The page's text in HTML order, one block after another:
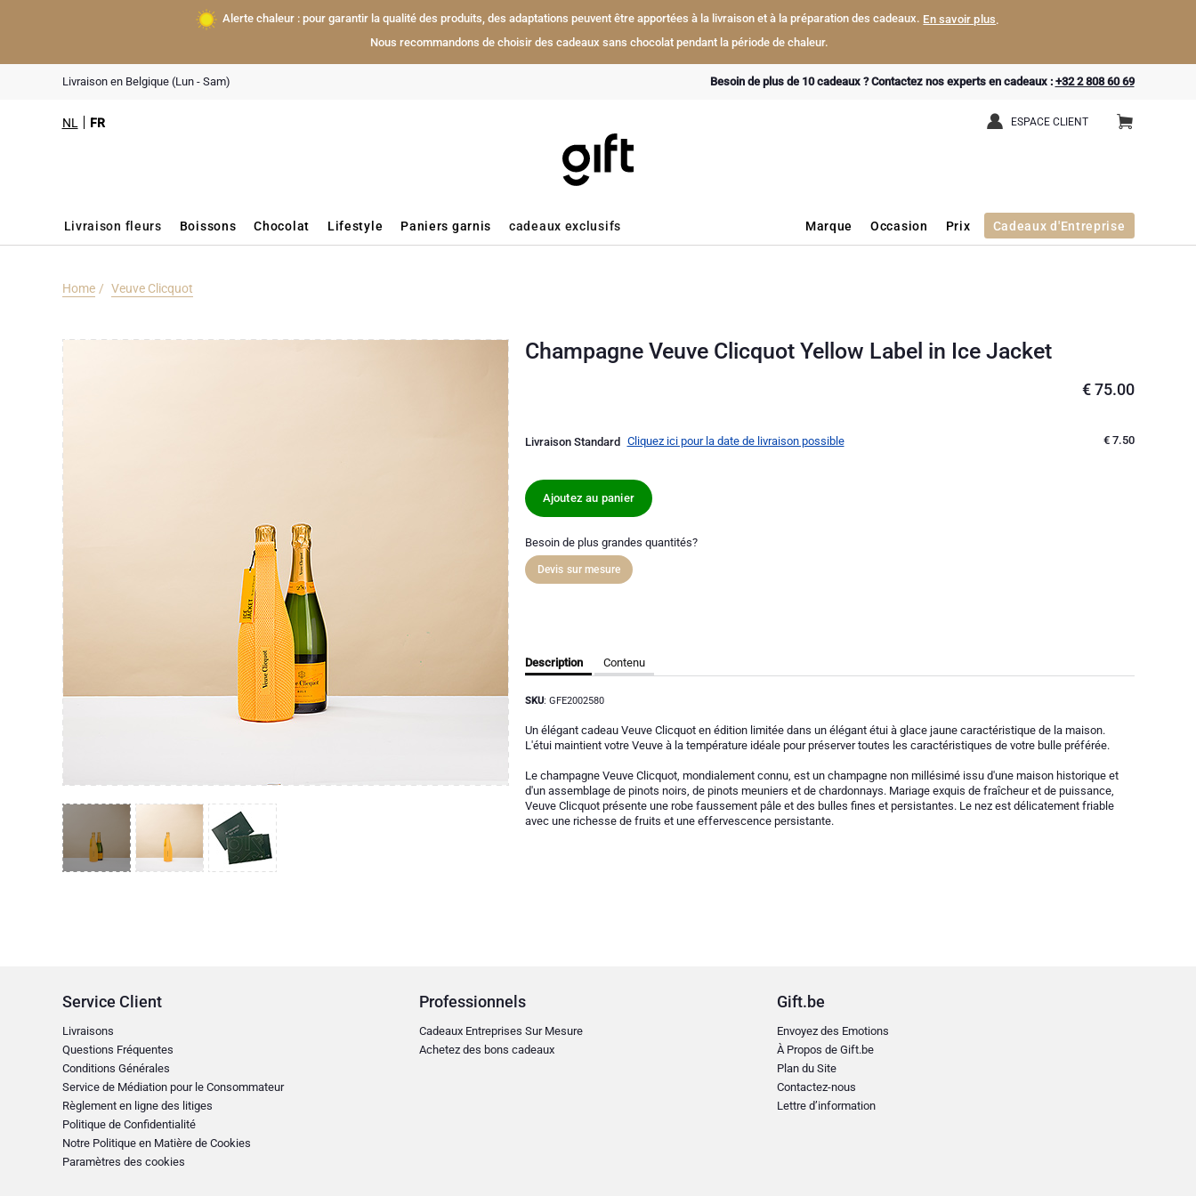
Alerte chaleur : pour garantir la qualité des produits, des adaptations peuvent être apportées à la livraison et à la préparation des cadeaux. En savoir plus.
Nous recommandons de choisir des cadeaux sans chocolat pendant la période de chaleur.
ESPACE CLIENT
Livraison en Belgique (Lun - Sam) Besoin de plus de 10 cadeaux ? Contactez nos experts en cadeaux : +32 2 808 60 69
NL FR
Livraison fleurs Boissons Chocolat Lifestyle Paniers garnis cadeaux exclusifs Marque Occasion Prix Cadeaux d'Entreprise
Home Veuve Clicquot
Champagne Veuve Clicquot Yellow Label in Ice Jacket
€ 75.00
Livraison Standard Cliquez ici pour la date de livraison possible € 7.50
Ajoutez au panier
Besoin de plus grandes quantités?
Devis sur mesure
Description
SKU: GFE2002580
Un élégant cadeau Veuve Clicquot en édition limitée dans un élégant étui à glace jaune caractéristique de la maison.
L'étui maintient votre Veuve à la température idéale pour préserver toutes les caractéristiques de votre bulle préférée.
Le champagne Veuve Clicquot, mondialement connu, est un champagne non millésimé issu d'une maison historique et
d'un assemblage de pinots noirs, de pinots meuniers et de chardonnays. Mariage exquis de fraîcheur et de puissance,
Veuve Clicquot présente une robe faussement pâle et des bulles fines et persistantes. Le nez est délicatement friable
avec une richesse de fruits et une effervescence persistante.
Contenu
Service Client
Livraisons
Questions Fréquentes
Conditions Générales
Service de Médiation pour le Consommateur
Règlement en ligne des litiges
Politique de Confidentialité
Notre Politique en Matière de Cookies
Paramètres des cookies
Professionnels
Cadeaux Entreprises Sur Mesure
Achetez des bons cadeaux
Gift.be
Envoyez des Emotions
À Propos de Gift.be
Plan du Site
Contactez-nous
Lettre d’information